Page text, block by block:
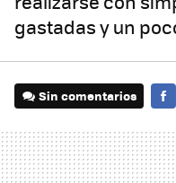
gastadas y un
Sin comentarios